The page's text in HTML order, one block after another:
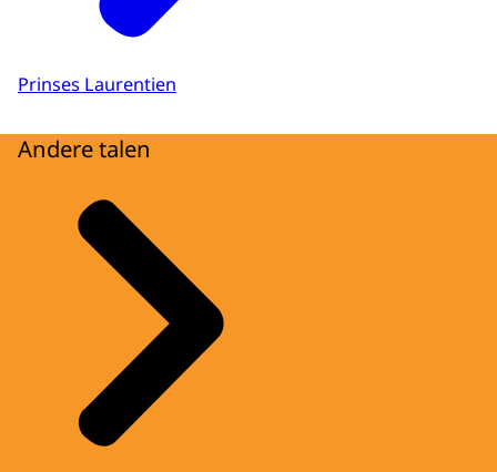
Prinses Laurentien
Andere talen